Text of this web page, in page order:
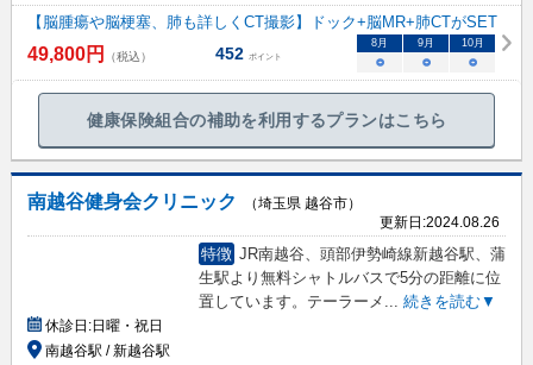
【脳腫瘍や脳梗塞、肺も詳しくCT撮影】ドック+脳MR+肺CTがSET
49,800円 （税込） 452 ポイント
8月 9月 10月
○ ○ ○
健康保険組合の補助を利用するプランはこちら
南越谷健身会クリニック
（埼玉県 越谷市）
更新日:2024.08.26
特徴 JR南越谷、頭部伊勢崎線新越谷駅、蒲
生駅より無料シャトルバスで5分の距離に位
置しています。テーラーメ
続きを読む▼
休診日:日曜・祝日
南越谷駅 / 新越谷駅